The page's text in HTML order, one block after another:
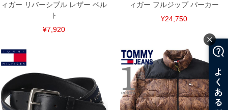
COLOR VARIATION
ィガー リバーシブル レザー ベル
ト
¥7,920
ィガー フルジップ パーカー
¥24,750